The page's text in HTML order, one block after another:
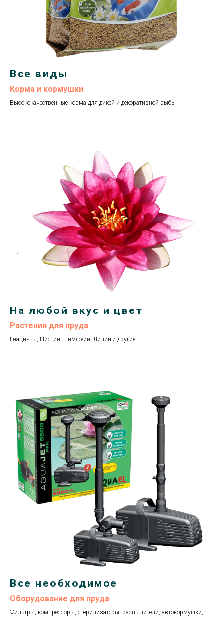
Все виды
Корма и кормушки
Высококачественные корма для дикой и декоративной рыбы
На любой вкус и цвет
Растения для пруда
Гиацинты, Пистии, Нимфеии, Лилии и другие
Все необходимое
Оборудование для пруда
Фильтры, компрессоры, стерилизаторы, распылители, автокормушки,